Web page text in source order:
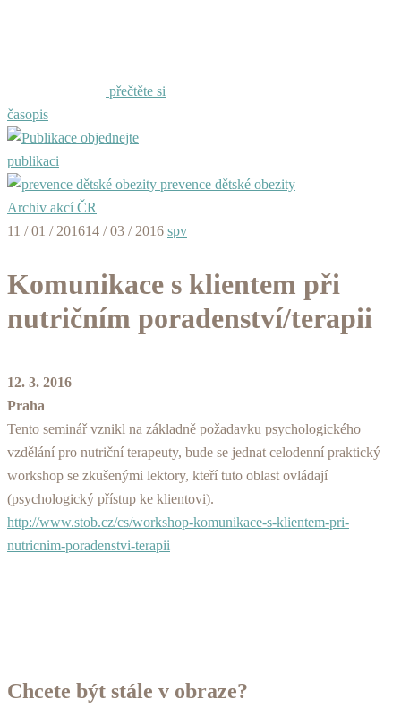
přečtěte si
časopis
objednejte
publikaci
prevence dětské obezity
Archiv akcí ČR
11 / 01 / 201614 / 03 / 2016 spv
Komunikace s klientem při
nutričním poradenství/terapii
12. 3. 2016
Praha
Tento seminář vznikl na základně požadavku psychologického
vzdělání pro nutriční terapeuty, bude se jednat celodenní praktický
workshop se zkušenými lektory, kteří tuto oblast ovládají
(psychologický přístup ke klientovi).
http://www.stob.cz/cs/workshop-komunikace-s-klientem-pri-
nutricnim-poradenstvi-terapii
Chcete být stále v obraze?